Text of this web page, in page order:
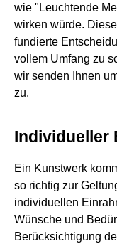
wie "Leuchtende
wirken würde.
fundierte
vollem Umfang zu
wir senden Ihnen
zu.
Individueller
Ein Kunstwerk
so richtig zur
individuellen
Wünsche und
Berücksichtigung